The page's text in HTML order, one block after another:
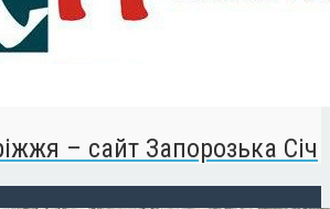
– сайт Запорозька Січ